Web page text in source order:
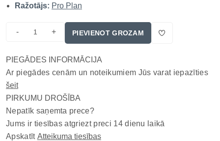
īpašības: Lasis kā galv...
Ražotājs: Pro Plan
- + PIEVIENOT GROZAM
PIEGĀDES INFORMĀCIJA
Ar piegādes cenām un noteikumiem Jūs varat iepazīties
šeit
PIRKUMU DROŠĪBA
Nepatīk saņemta prece?
Jums ir tiesības atgriezt preci 14 dienu laikā
Apskatīt Atteikuma tiesības